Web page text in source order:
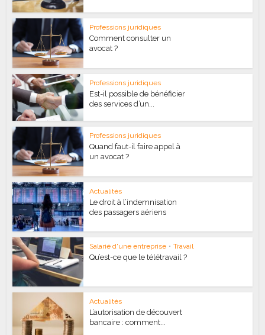
Professions juridiques
Comment consulter un
avocat ?
Professions juridiques
Est-il possible de bénéficier
des services d’un...
Professions juridiques
Quand faut-il faire appel à
un avocat ?
Actualités
Le droit à l’indemnisation
des passagers aériens
Salarié d'une entreprise • Travail
Qu’est-ce que le télétravail ?
Actualités
L’autorisation de découvert
bancaire : comment...